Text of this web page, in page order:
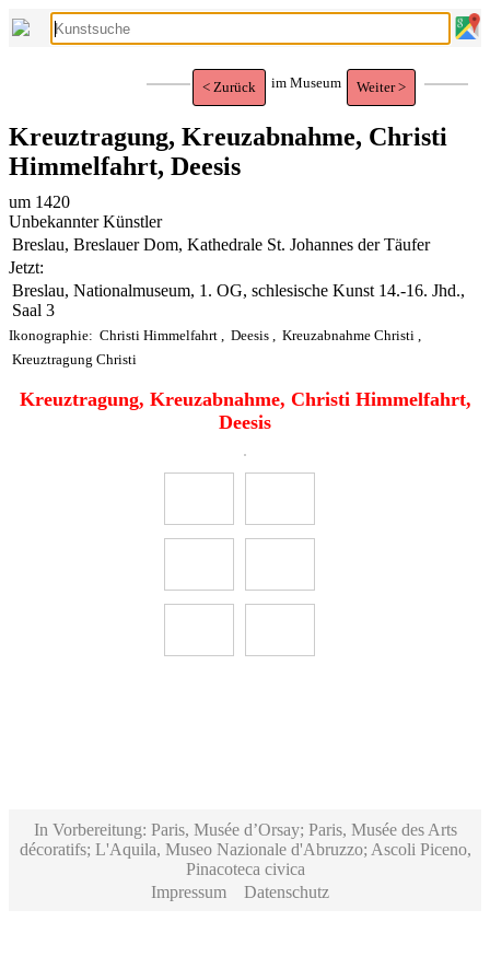
< Zurück im Museum Weiter >
Kreuztragung, Kreuzabnahme, Christi
Himmelfahrt, Deesis
um 1420
Unbekannter Künstler
Breslau, Breslauer Dom, Kathedrale St. Johannes der Täufer
Jetzt:
Breslau, Nationalmuseum, 1. OG, schlesische Kunst 14.-16. Jhd.,
Saal 3
Ikonographie: Christi Himmelfahrt , Deesis , Kreuzabnahme Christi ,
Kreuztragung Christi
Kreuztragung, Kreuzabnahme, Christi Himmelfahrt,
Deesis
In Vorbereitung: Paris, Musée d’Orsay; Paris, Musée des Arts
décoratifs; L'Aquila, Museo Nazionale d'Abruzzo; Ascoli Piceno,
Pinacoteca civica
Impressum
Datenschutz